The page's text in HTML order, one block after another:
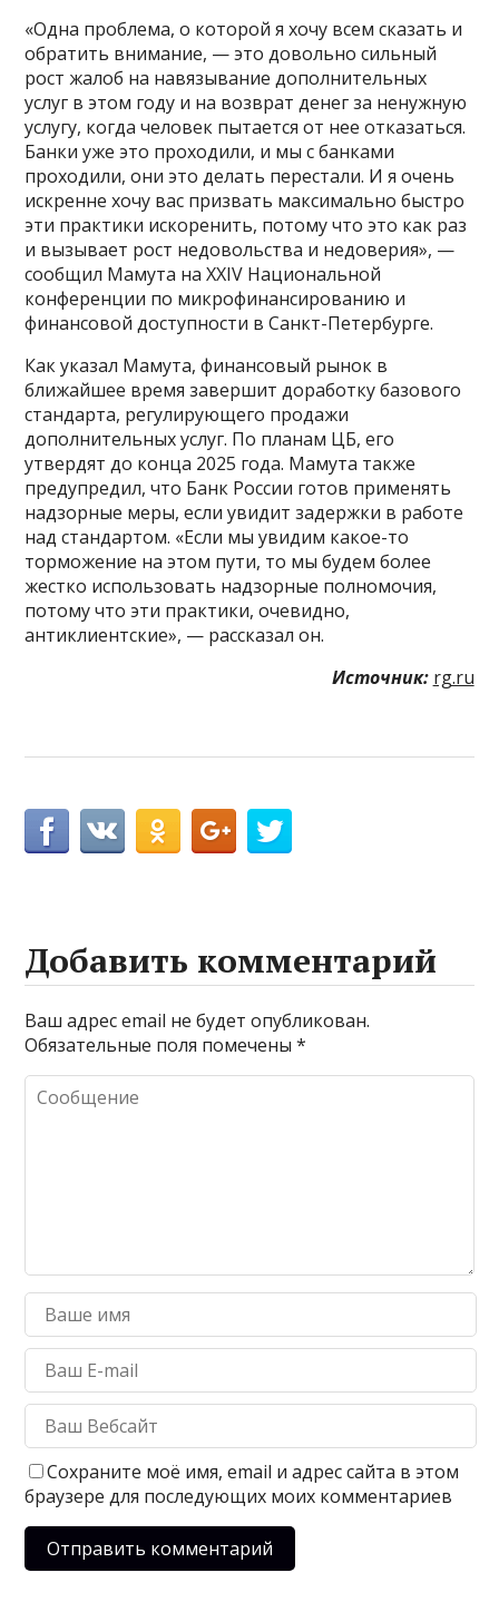
«Одна проблема, о которой я хочу всем сказать и
обратить внимание, — это довольно сильный
рост жалоб на навязывание дополнительных
услуг в этом году и на возврат денег за ненужную
услугу, когда человек пытается от нее отказаться.
Банки уже это проходили, и мы с банками
проходили, они это делать перестали. И я очень
искренне хочу вас призвать максимально быстро
эти практики искоренить, потому что это как раз
и вызывает рост недовольства и недоверия», —
сообщил Мамута на XXIV Национальной
конференции по микрофинансированию и
финансовой доступности в Санкт-Петербурге.
Как указал Мамута, финансовый рынок в
ближайшее время завершит доработку базового
стандарта, регулирующего продажи
дополнительных услуг. По планам ЦБ, его
утвердят до конца 2025 года. Мамута также
предупредил, что Банк России готов применять
надзорные меры, если увидит задержки в работе
над стандартом. «Если мы увидим какое-то
торможение на этом пути, то мы будем более
жестко использовать надзорные полномочия,
потому что эти практики, очевидно,
антиклиентские», — рассказал он.
Источник: rg.ru
Добавить комментарий
Ваш адрес email не будет опубликован.
Обязательные поля помечены*
Сохраните моё имя, email и адрес сайта в этом
браузере для последующих моих комментариев